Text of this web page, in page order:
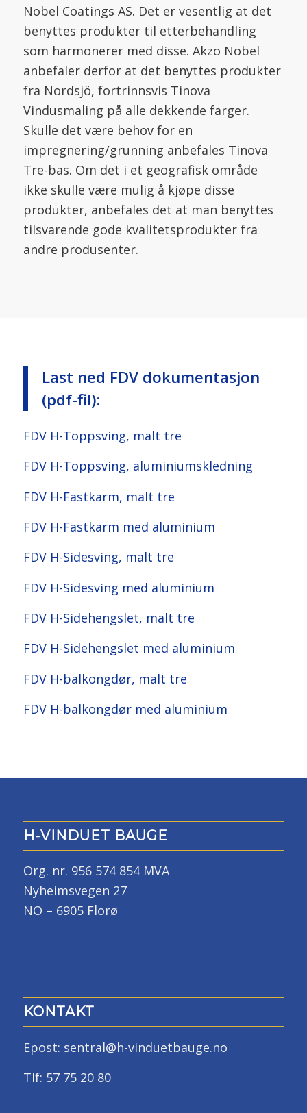
Nobel Coatings AS. Det er vesentlig at det
benyttes produkter til etterbehandling
som harmonerer med disse. Akzo Nobel
anbefaler derfor at det benyttes produkter
fra Nordsjö, fortrinnsvis Tinova
Vindusmaling på alle dekkende farger.
Skulle det være behov for en
impregnering/grunning anbefales Tinova
Tre-bas. Om det i et geografisk område
ikke skulle være mulig å kjøpe disse
produkter, anbefales det at man benyttes
tilsvarende gode kvalitetsprodukter fra
andre produsenter.
Last ned FDV dokumentasjon
(pdf-fil):
FDV H-Toppsving, malt tre
FDV H-Toppsving, aluminiumskledning
FDV H-Fastkarm, malt tre
FDV H-Fastkarm med aluminium
FDV H-Sidesving, malt tre
FDV H-Sidesving med aluminium
FDV H-Sidehengslet, malt tre
FDV H-Sidehengslet med aluminium
FDV H-balkongdør, malt tre
FDV H-balkongdør med aluminium
H-VINDUET BAUGE
Org. nr. 956 574 854 MVA
Nyheimsvegen 27
NO – 6905 Florø
KONTAKT
Epost: sentral@h-vinduetbauge.no
Tlf: 57 75 20 80